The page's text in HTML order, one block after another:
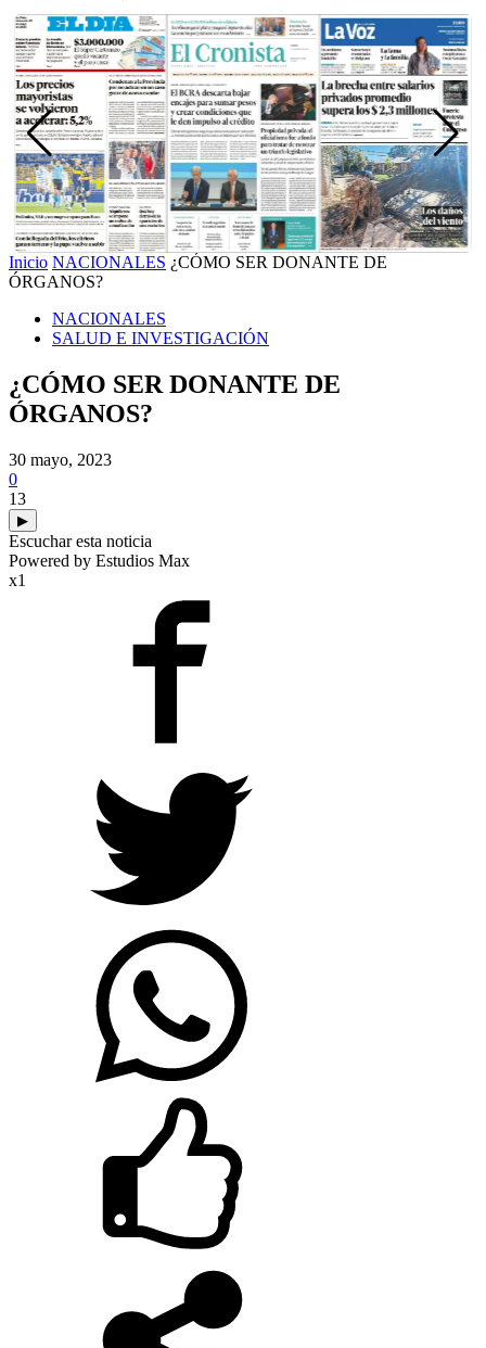
Inicio NACIONALES ¿CÓMO SER DONANTE DE
ÓRGANOS?
NACIONALES
SALUD E INVESTIGACIÓN
¿CÓMO SER DONANTE DE
ÓRGANOS?
30 mayo, 2023
0
13
▶
Escuchar esta noticia
Powered by Estudios Max
x1